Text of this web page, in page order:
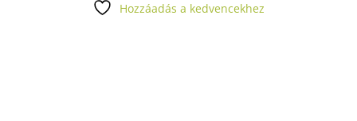
Hozzáadás a kedvencekhez